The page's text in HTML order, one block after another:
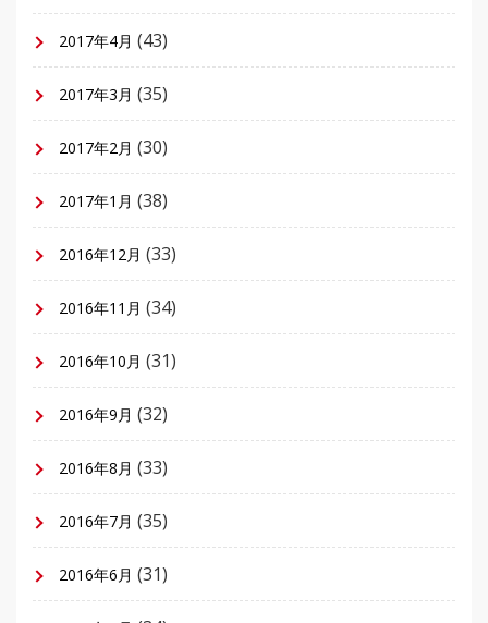
2017年4月 (43)
2017年3月 (35)
2017年2月 (30)
2017年1月 (38)
2016年12月 (33)
2016年11月 (34)
2016年10月 (31)
2016年9月 (32)
2016年8月 (33)
2016年7月 (35)
2016年6月 (31)